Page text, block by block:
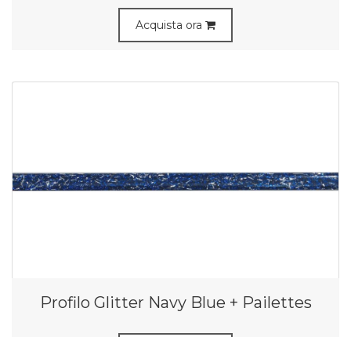
Acquista ora
Profilo Glitter Navy Blue + Pailettes